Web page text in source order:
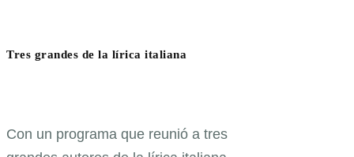
Tres grandes de la lírica italiana
Con un programa que reunió a tres